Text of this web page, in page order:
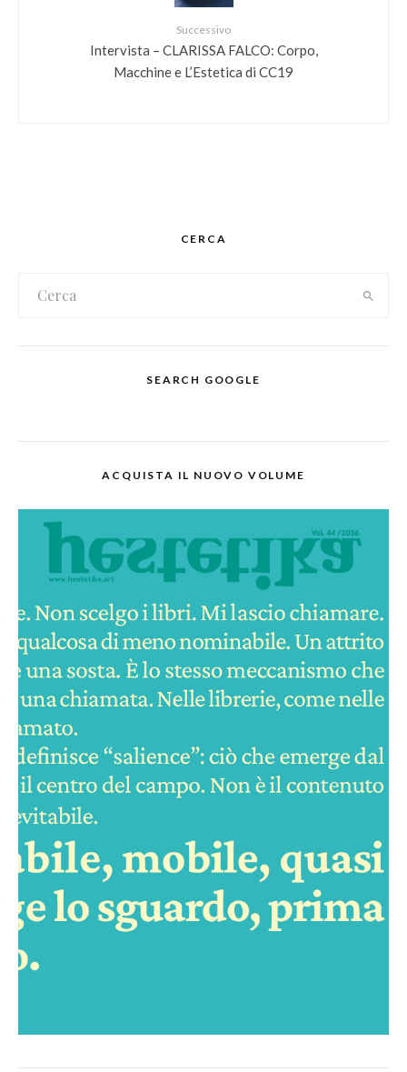
Successivo
Intervista – CLARISSA FALCO: Corpo,
Macchine e L’Estetica di CC19
CERCA
SEARCH GOOGLE
ACQUISTA IL NUOVO VOLUME